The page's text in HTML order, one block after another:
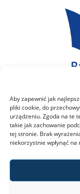
Aby zapewnić jak
pliki cookie, do
urządzeniu. Zgoda na te
takie jak zachowanie
tej stronie. Brak
niekorzystnie wpłynąć